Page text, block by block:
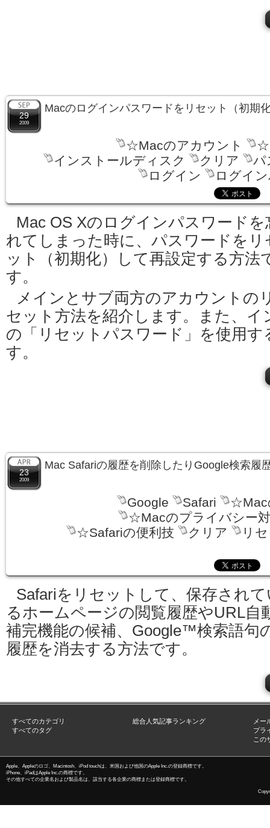
29
2009
Macのログインパスワードをリセット（初期
☆Macのアカウント
インストールディスク
クリア
パ
ログイン
ログイ
Mac OS Xのログインパスワードを
れてしまった時に、パスワードをリ
ット（初期化）して再設定する方法
す。
メインとサブ両方のアカウントの
セット方法を紹介します。また、イ
の「リセットパスワード」を使用す
す。
23
2009
Mac Safariの履歴を削除したりGoogle検索履
Google Safari
☆Mac
☆Macのプライバシー
☆Safariの便利技
クリア リ
Safariをリセットして、保存されて
るホームページの閲覧履歴やURL自
補完機能の候補、Google™検索語句
履歴を消去する方法です。
すべてのカテゴリ
すべてのタグ
総合人気記事ランキング
メー
プラ
この
Apple、Appleのロゴ、Macintosh、iPod touchは、米国および他国のApple Inc.の登録商標です。
iPhone、iPadはApple Inc.の商標です。
その他すべての企業名および製品名は、該当する各企業の商標または登録商標です。